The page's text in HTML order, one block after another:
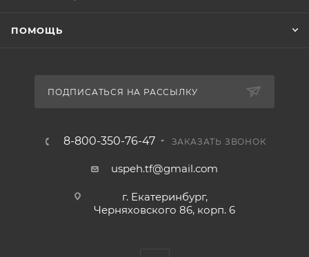
ПОМОЩЬ
ПОДПИСАТЬСЯ НА РАССЫЛКУ
8-800-350-76-47 ЗАКАЗАТЬ ЗВОНОК
uspeh.tf@gmail.com
г. Екатеринбург,
Черняховского 86, корп. 6​